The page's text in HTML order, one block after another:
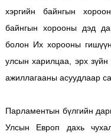
хэргийн байнгын
байнгын хорооны дэд
болон Их хорооны
улсын харилцаа, эрх
ажиллагааны асуудлаар
Парламентын бүлгийн
Улсын Европ дахь